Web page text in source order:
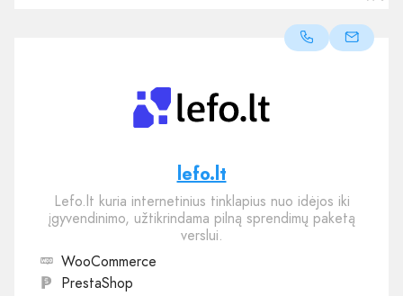
lefo.lt
Lefo.lt kuria internetinius tinklapius nuo idėjos iki
įgyvendinimo, užtikrindama pilną sprendimų paketą
verslui.
WooCommerce
PrestaShop